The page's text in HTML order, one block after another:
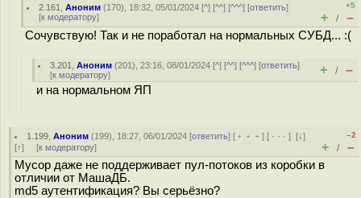
2.161 ,Аноним (170), 18:32, 05/01/2024 [^] [^^] [^^^] [ответить]
[к модератору]
+5
+ / –
Сочувствую! Так и не поработал на нормальных СУБД... :(
3.201 ,Аноним (201), 23:16, 08/01/2024 [^] [^^] [^^^] [ответить]
[к модератору] + / –
и на нормальном ЯП
1.199 ,Аноним (199), 18:27, 06/01/2024 [ответить] [ ﹢﹢﹢] [ · · ·][↓]
[↑] [к модератору]
–2
+ / –
Мусор даже не поддерживает пул-потоков из коробки в
отличии от МашаДБ.
md5 аутентификация? Вы серьёзно?